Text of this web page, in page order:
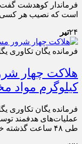
فرماندار کوهدشت
است که نصیب هر کسی
۲۴تیر
فرمانده یگان تکاوری
کیلوگرم مواد
فرمانده یگان تکاوری
عملیات‌های هدفمند
طی ۴۸ ساعت گذشته خبر داد.